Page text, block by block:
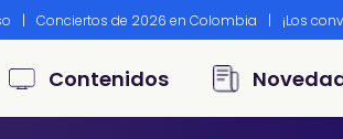
| Conciertos de 2026 en Colombia | ¡Los
Contenidos